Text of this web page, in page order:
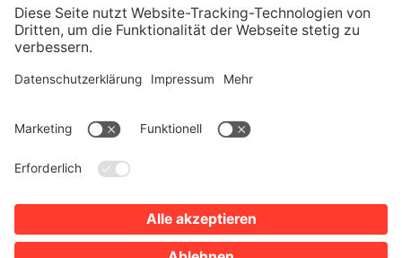
WICHTIGE LINKS
PresseWir über unsTourist-Information
Erklärung zur Barrierefreiheit
Impressum